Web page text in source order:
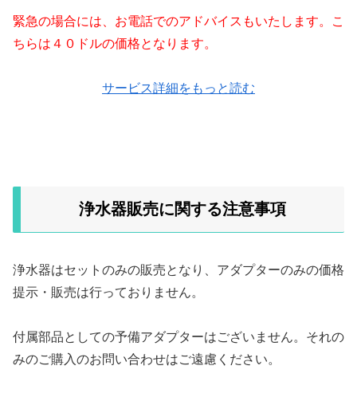
緊急の場合には、お電話でのアドバイスもいたします。こ
ちらは４０ドルの価格となります。
サービス詳細をもっと読む
浄水器販売に関する注意事項
浄水器はセットのみの販売となり、アダプターのみの価格
提示・販売は行っておりません。
付属部品としての予備アダプターはございません。それの
みのご購入のお問い合わせはご遠慮ください。